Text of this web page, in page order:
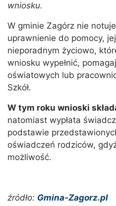
wniosku.
W gminie Zagórz nie
uprawnienie do pomocy,
nieporadnym życiowo,
wniosku wypełnić,
oświatowych lub
Szkół.
W tym roku wnioski
natomiast wypłata
podstawie
oświadczeń rodziców,
możliwość.
źródło: Gmina-Zagorz.pl